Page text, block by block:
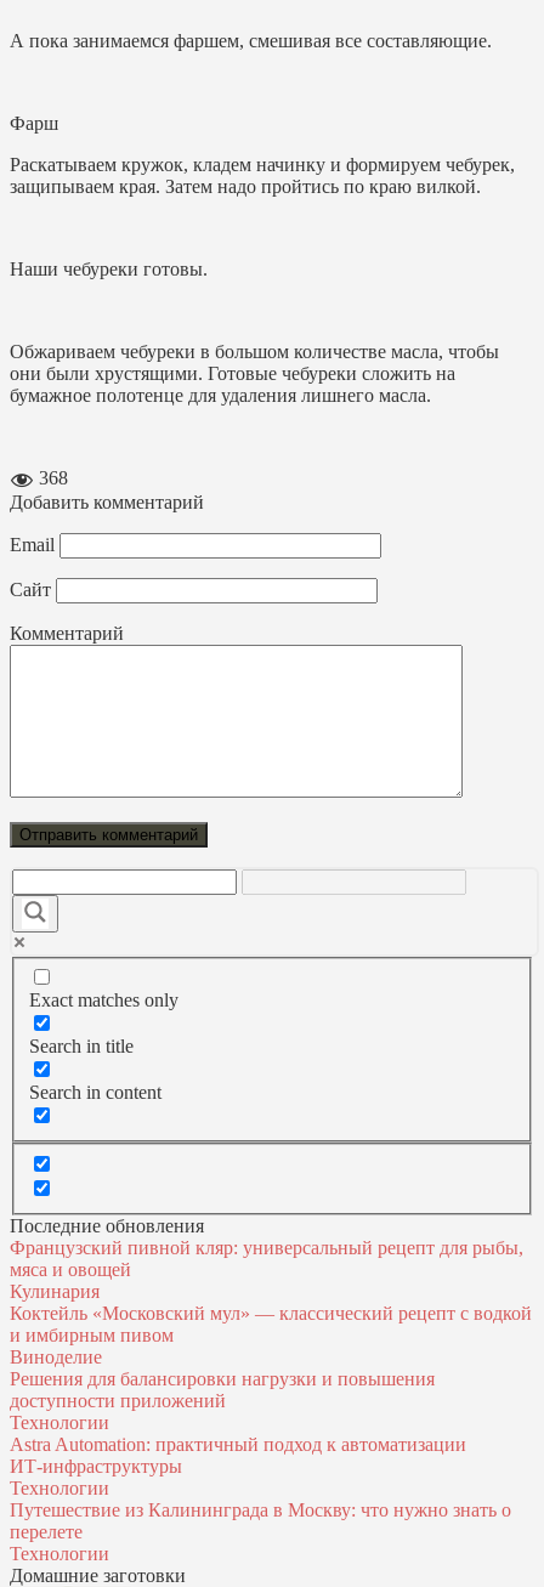
А пока занимаемся фаршем, смешивая все составляющие.
Фарш
Раскатываем кружок, кладем начинку и формируем чебурек,
защипываем края. Затем надо пройтись по краю вилкой.
Наши чебуреки готовы.
Обжариваем чебуреки в большом количестве масла, чтобы
они были хрустящими. Готовые чебуреки сложить на
бумажное полотенце для удаления лишнего масла.
368
Добавить комментарий
Email
Сайт
Комментарий
Exact matches only
Search in title
Search in content
Последние обновления
Французский пивной кляр: универсальный рецепт для рыбы,
мяса и овощей
Кулинария
Коктейль «Московский мул» — классический рецепт с водкой
и имбирным пивом
Виноделие
Решения для балансировки нагрузки и повышения
доступности приложений
Технологии
Astra Automation: практичный подход к автоматизации
ИТ‑инфраструктуры
Технологии
Путешествие из Калининграда в Москву: что нужно знать о
перелете
Технологии
Домашние заготовки